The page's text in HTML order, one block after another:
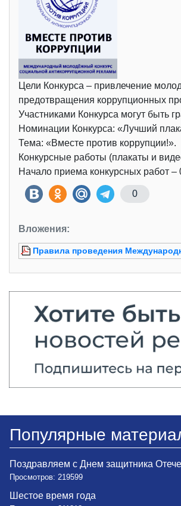
Цели Конкурса – привлечение
предотвращения коррупционных
Участниками Конкурса могут быть
Номинации Конкурса: «Лучший
Тема: «Вместе против коррупции!».
Конкурсные работы (плакаты и
Начало приема конкурсных работ
0
Вложения:
Правила проведения
Популярные
Поздравляем с Днем защитника
Просмотров: 219599
Шестое время года